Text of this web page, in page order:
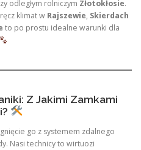
odległym rolniczym Złotokłosie.
klimat w Rajszewie, Skierdach
to po prostu idealne warunki dla
Z Jakimi Zamkami
go z systemem zdalnego
Nasi technicy to wirtuozi